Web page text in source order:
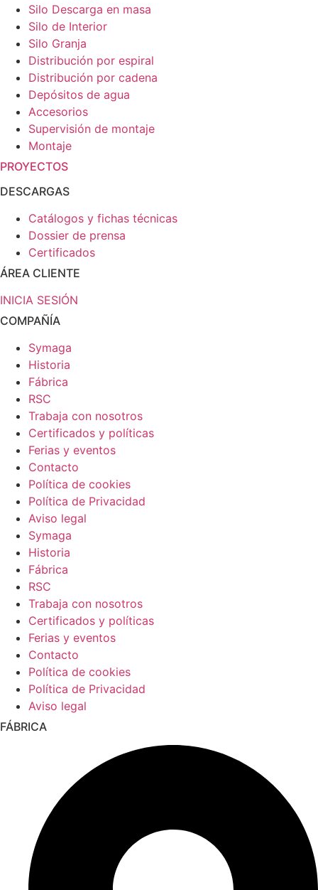
Silo Descarga en masa
Silo de Interior
Silo Granja
Distribución por espiral
Distribución por cadena
Depósitos de agua
Accesorios
Supervisión de montaje
Montaje
PROYECTOS
DESCARGAS
Catálogos y fichas técnicas
Dossier de prensa
Certificados
ÁREA CLIENTE
INICIA SESIÓN
COMPAÑÍA
Symaga
Historia
Fábrica
RSC
Trabaja con nosotros
Certificados y políticas
Ferias y eventos
Contacto
Política de cookies
Política de Privacidad
Aviso legal
Symaga
Historia
Fábrica
RSC
Trabaja con nosotros
Certificados y políticas
Ferias y eventos
Contacto
Política de cookies
Política de Privacidad
Aviso legal
FÁBRICA